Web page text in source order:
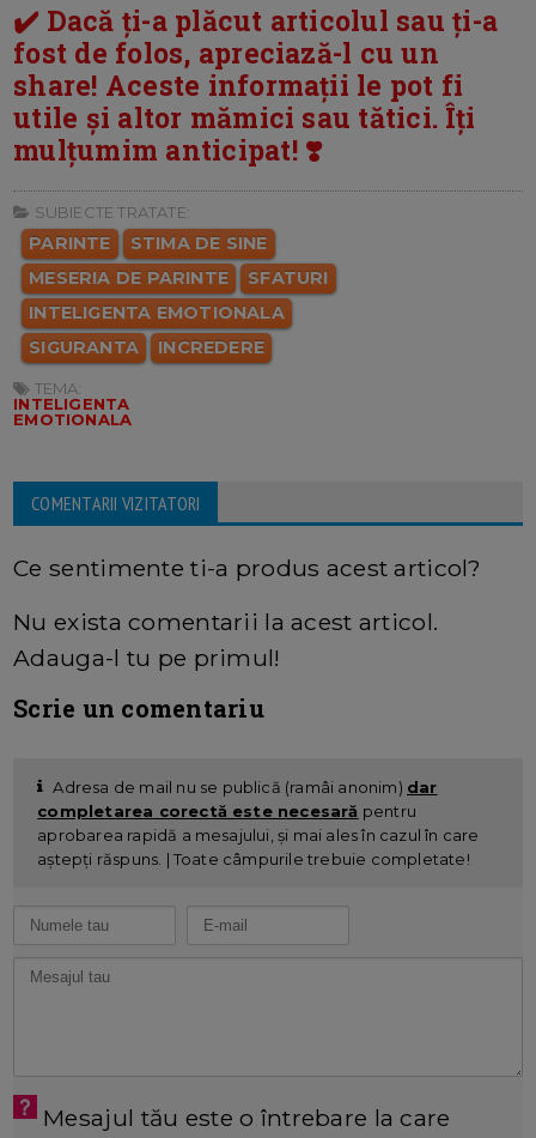
✔️ Dacă ți-a plăcut articolul sau ți-a
fost de folos, apreciază-l cu un
share! Aceste informații le pot fi
utile și altor mămici sau tătici. Îți
mulțumim anticipat! ❣️
SUBIECTE TRATATE:
PARINTE
STIMA DE SINE
MESERIA DE PARINTE
SFATURI
INTELIGENTA EMOTIONALA
SIGURANTA
INCREDERE
TEMA:
INTELIGENTA
EMOTIONALA
COMENTARII VIZITATORI
Ce sentimente ti-a produs acest articol?
Nu exista comentarii la acest articol.
Adauga-l tu pe primul!
Scrie un comentariu
Adresa de mail nu se publică (ramâi anonim) dar
completarea corectă este necesară pentru
aprobarea rapidă a mesajului, și mai ales în cazul în care
aștepți răspuns. | Toate câmpurile trebuie completate!
Mesajul tău este o întrebare la care